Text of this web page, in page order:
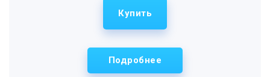
Подробнее
Купить